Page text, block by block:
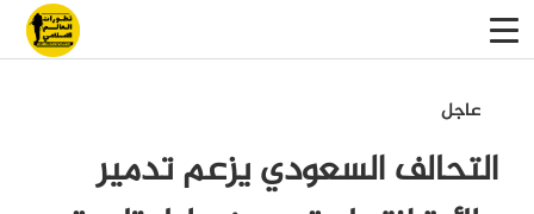
عاجل
التحالف السعودي يزعم تدمير